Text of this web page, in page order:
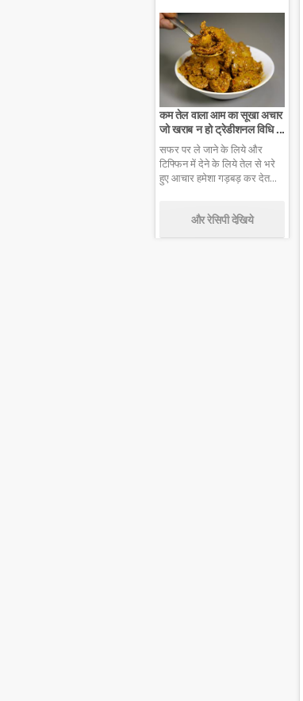
कम तेल वाला आम का सूखा अचार
जो खराब न हो ट्रेडीशनल विधि ...
सफर पर ले जाने के लिये और
टिफ्फिन में देने के लिये तेल से भरे
हुए आचार हमेशा गड़बड़ कर देत...
और रेसिपी देखिये